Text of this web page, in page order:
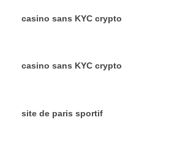
casino sans KYC crypto
casino sans KYC crypto
site de paris sportif